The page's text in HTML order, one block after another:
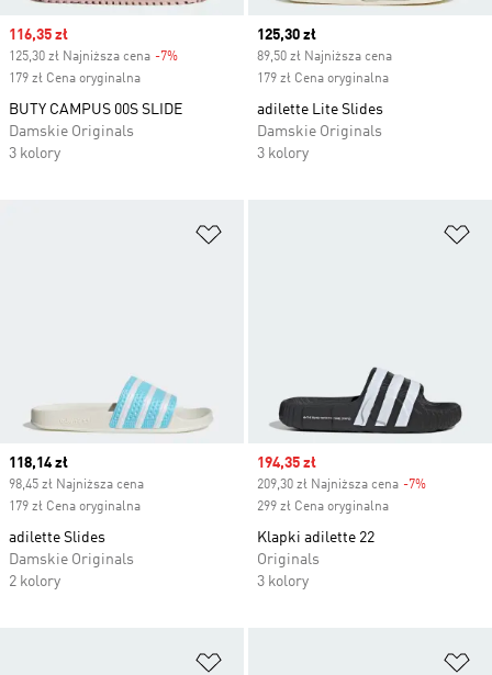
Sale price
116,35 zł
125,30 zł Najniższa cena -7%
179 zł Cena oryginalna
BUTY CAMPUS 00S SLIDE
Damskie Originals
3 kolory
Current price
125,30 zł
89,50 zł Najniższa cena
179 zł Cena oryginalna
adilette Lite Slides
Damskie Originals
3 kolory
Current price
118,14 zł
98,45 zł Najniższa cena
179 zł Cena oryginalna
adilette Slides
Damskie Originals
2 kolory
Sale price
194,35 zł
209,30 zł Najniższa cena -7%
299 zł Cena oryginalna
Klapki adilette 22
Originals
3 kolory